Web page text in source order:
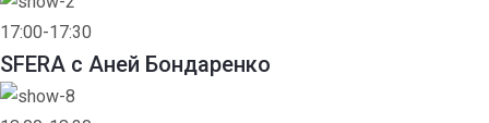
17:00-17:30
SFERA с Аней Бондаренко